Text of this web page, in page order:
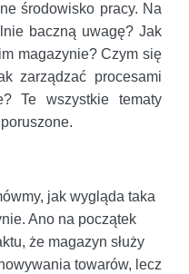
środowisko pracy. Na
baczną uwagę? Jak
magazynie? Czym się
zarządzać procesami
Te wszystkie tematy
jak wygląda taka
Ano na początek
że magazyn służy
towarów, lecz